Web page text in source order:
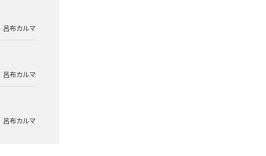
呂布カルマ
呂布カルマ
呂布カルマ